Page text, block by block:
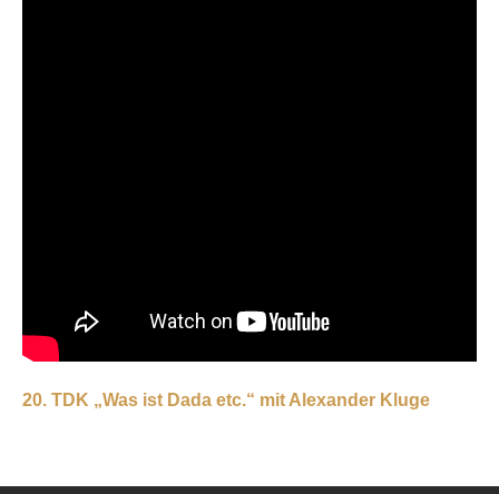
20. TDK „Was ist Dada etc.“ mit Alexander Kluge